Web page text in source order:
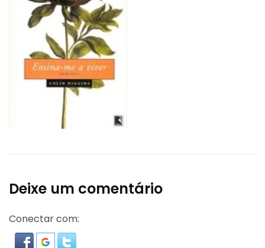
Deixe um comentário
Conectar com: